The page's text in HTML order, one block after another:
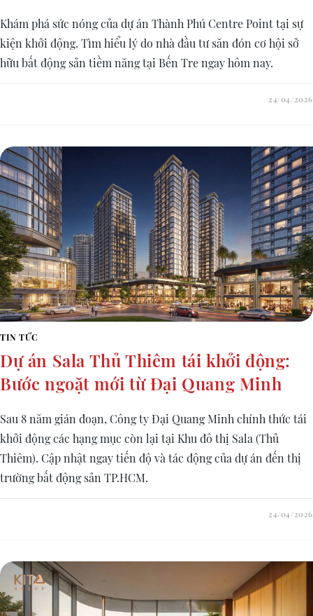
Khám phá sức nóng của dự án Thành Phú Centre Point tại sự
kiện khởi động. Tìm hiểu lý do nhà đầu tư săn đón cơ hội sở
hữu bất động sản tiềm năng tại Bến Tre ngay hôm nay.
24/04/2026
TIN TỨC
Dự án Sala Thủ Thiêm tái khởi động:
Bước ngoặt mới từ Đại Quang Minh
Sau 8 năm gián đoạn, Công ty Đại Quang Minh chính thức tái
khởi động các hạng mục còn lại tại Khu đô thị Sala (Thủ
Thiêm). Cập nhật ngay tiến độ và tác động của dự án đến thị
trường bất động sản TP.HCM.
24/04/2026